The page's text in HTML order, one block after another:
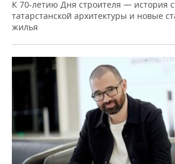
К 70-летию Дня строителя — история
татарстанской архитектуры и новые
жилья